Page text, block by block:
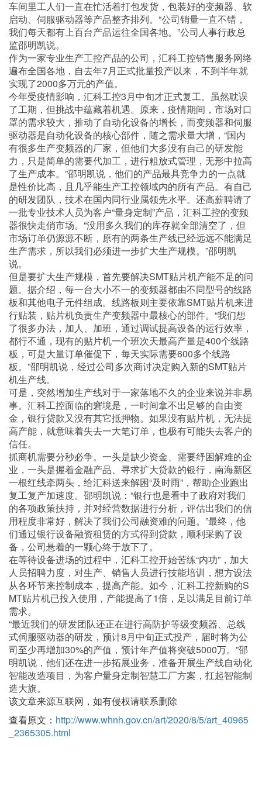
车间里工人们一直在忙活着打包发货，包装好的变频器、软
启动、伺服驱动器等产品整齐排列。“公司销量一直不错，
我们每天都有上百台产品运往全国各地。”公司人事行政总
监邵明凯说。
作为一家专业生产工控产品的公司，汇科工控销售服务网络
遍布全国各地，自去年7月正式批量投产以来，不到半年就
实现了2000多万元的产值。
今年受疫情影响，汇科工控3月中旬才正式复工。虽然耽误
了工期，但挑战中蕴藏着机遇。原来，疫情期间，市场对口
罩的需求较大，推动了自动化设备的增长，而变频器和伺服
驱动器是自动化设备的核心部件，随之需求量大增，“国内
有很多生产变频器的厂家，但他们大多没有自己的研发能
力，只是简单的需要代加工，进行粗放式管理，无形中拉高
了生产成本。”邵明凯说，他们的产品最具竞争力的一点就
是性价比高，且几乎能生产工控领域内的所有产品。有自己
的研发团队，技术在国内同行业属领先水平。还高薪聘请了
一批专业技术人员为客户“量身定制”产品，汇科工控的变频
器很快走俏市场。“没用多久我们的库存就全部清空了，但
市场订单仍源源不断，原有的两条生产线已经远远不能满足
生产需求，所以我们必须进一步扩大生产规模。”邵明凯
说。
但是要扩大生产规模，首先要解决SMT贴片机产能不足的问
题。据介绍，每一台大小不一的变频器都由不同型号的线路
板和其他电子元件组成。线路板则主要依靠SMT贴片机来进
行贴装，贴片机负责生产变频器中最核心的部件。“我们想
了很多办法，加人、加班，通过调试提高设备的运行效率，
都行不通，现有的贴片机一个班次天最高产量是400个线路
板，可是大量订单催促下，每天实际需要600多个线路
板。”邵明凯说，经过公司多次商讨决定购入新的SMT贴片
机生产线。
可是，突然增加生产线对于一家落地不久的企业来说并非易
事。汇科工控面临的窘境是，一时间拿不出足够的自由资
金，银行贷款又没有其它抵押物。如果没有贴片机，无法提
高产能，就意味着失去一大笔订单，也极有可能失去客户的
信任。
抓商机需要分秒必争。一头是缺少资金、需要纾困解难的企
业，一头是握着金融产品、寻求扩大贷款的银行，南海新区
一根红线牵两头，给汇科送来解困“及时雨”，帮助企业跑出
复工复产加速度。邵明凯说：“银行也是看中了政府对我们
的各项政策扶持，并对经营数据进行分析，评估出我们的信
用程度非常好，解决了我们公司融资难的问题。”最终，他
们通过银行设备融资租赁的方式得到贷款，顺利采购了设
备，公司悬着的一颗心终于放下了。
在等待设备进场的过程中，汇科工控开始苦练“内功”，加大
人员招聘力度，对生产、销售人员进行技能培训，想方设法
从各环节来控制成本，提高产能。如今，汇科工控新购的S
MT贴片机已投入使用，产能提高了1倍，足以满足目前订单
需求。
“最近我们的研发团队还正在进行高防护等级变频器、总线
式伺服驱动器的研发，预计8月中旬正式投产，届时将为公
司至少再增加30%的产值，预计年产值将突破5000万。”邵
明凯说，他们还在进一步拓展业务，准备开展生产线自动化
智能改造项目，为客户量身定制智慧工厂方案，扛起智能制
造大旗。
该文章来源互联网，如有侵权请联系删除
查看原文： http://www.whnh.gov.cn/art/2020/8/5/art_40965
_2365305.html